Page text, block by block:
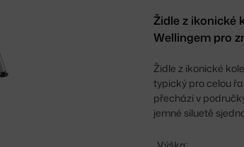
Židle z ikonické
Wellingem pro
Židle z ikonické
typický pro celou
přechází v
jemné siluetě